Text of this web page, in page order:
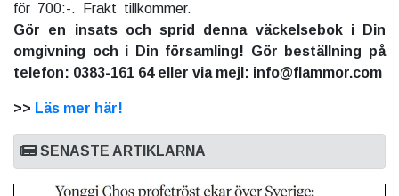
för 700:-. Frakt tillkommer.
Gör en insats och sprid denna väckelsebok i Din
omgivning och i Din församling! Gör beställning på
telefon: 0383-161 64 eller via mejl: info@flammor.com
>> Läs mer här!
SENASTE ARTIKLARNA